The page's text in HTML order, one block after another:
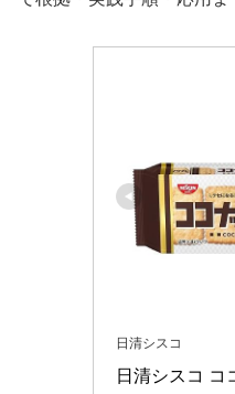
日清シスコ
日清シスコ コ